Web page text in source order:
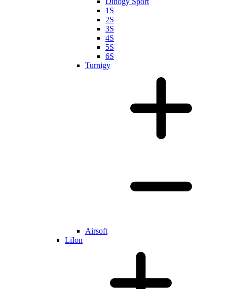
1S
2S
3S
4S
5S
6S
Turnigy
Airsoft
LiIon